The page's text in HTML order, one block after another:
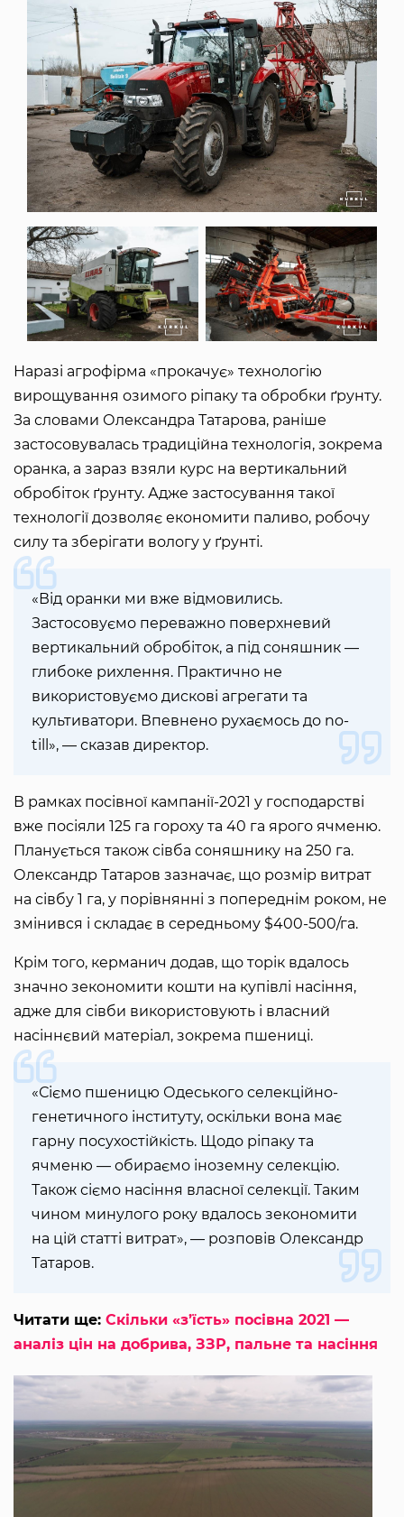
Наразі агрофірма «прокачує» технологію
вирощування озимого ріпаку та обробки ґрунту.
За словами Олександра Татарова, раніше
застосовувалась традиційна технологія, зокрема
оранка, а зараз взяли курс на вертикальний
обробіток ґрунту. Адже застосування такої
технології дозволяє економити паливо, робочу
силу та зберігати вологу у ґрунті.
«Від оранки ми вже відмовились.
Застосовуємо переважно поверхневий
вертикальний обробіток, а під соняшник —
глибоке рихлення. Практично не
використовуємо дискові агрегати та
культиватори. Впевнено рухаємось до no-
till», — сказав директор.
В рамках посівної кампанії-2021 у господарстві
вже посіяли 125 га гороху та 40 га ярого ячменю.
Планується також сівба соняшнику на 250 га.
Олександр Татаров зазначає, що розмір витрат
на сівбу 1 га, у порівнянні з попереднім роком, не
змінився і складає в середньому $400-500/га.
Крім того, керманич додав, що торік вдалось
значно зекономити кошти на купівлі насіння,
адже для сівби використовують і власний
насіннєвий матеріал, зокрема пшениці.
«Сіємо пшеницю Одеського селекційно-
генетичного інституту, оскільки вона має
гарну посухостійкість. Щодо ріпаку та
ячменю — обираємо іноземну селекцію.
Також сіємо насіння власної селекції. Таким
чином минулого року вдалось зекономити
на цій статті витрат», — розповів Олександр
Татаров.
Читати ще: Скільки «з’їсть» посівна 2021 —
аналіз цін на добрива, ЗЗР, пальне та насіння